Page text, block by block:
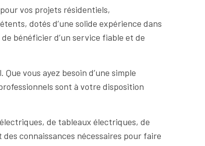
vos projets résidentiels,
dotés d’une solide expérience dans
bénéficier d’un service fiable et de
vous ayez besoin d’une simple
sont à votre disposition
de tableaux électriques, de
connaissances nécessaires pour faire